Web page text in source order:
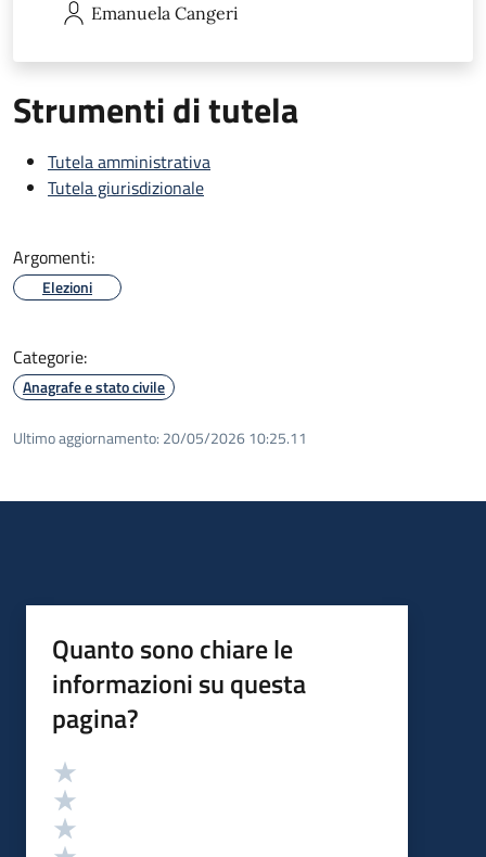
Emanuela Cangeri
Strumenti di tutela
Tutela amministrativa
Tutela giurisdizionale
Argomenti:
Elezioni
Categorie:
Anagrafe e stato civile
Ultimo aggiornamento: 20/05/2026 10:25.11
Quanto sono chiare le
informazioni su questa
pagina?
Valutazione